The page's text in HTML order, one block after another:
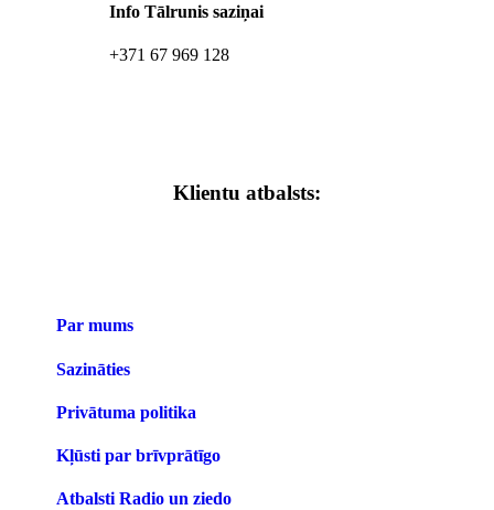
Info Tālrunis saziņai
+371 67 969 128
Klientu atbalsts:
Par mums
Sazināties
Privātuma politika
Kļūsti par brīvprātīgo
Atbalsti Radio un ziedo